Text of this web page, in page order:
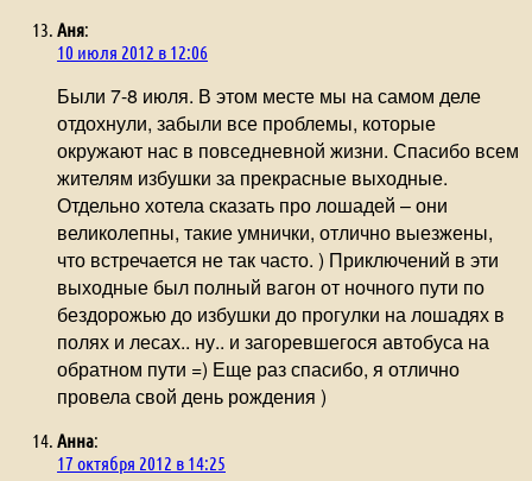
Аня:
10 июля 2012 в 12:06
Были 7-8 июля. В этом месте мы на самом деле
отдохнули, забыли все проблемы, которые
окружают нас в повседневной жизни. Спасибо всем
жителям избушки за прекрасные выходные.
Отдельно хотела сказать про лошадей – они
великолепны, такие умнички, отлично выезжены,
что встречается не так часто. ) Приключений в эти
выходные был полный вагон от ночного пути по
бездорожью до избушки до прогулки на лошадях в
полях и лесах.. ну.. и загоревшегося автобуса на
обратном пути =) Еще раз спасибо, я отлично
провела свой день рождения )
Анна:
17 октября 2012 в 14:25